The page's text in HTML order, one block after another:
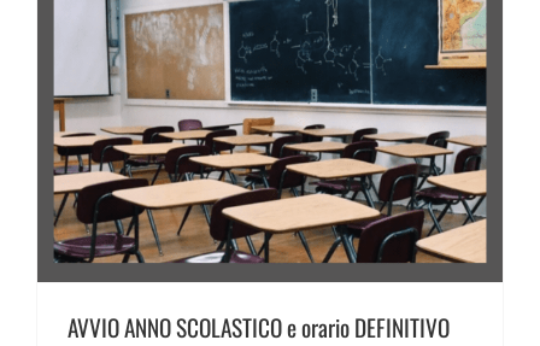
AVVIO ANNO SCOLASTICO e orario DEFINITIVO